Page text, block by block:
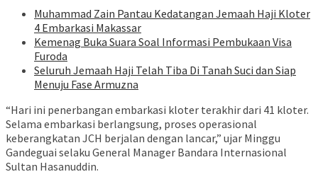
Muhammad Zain Pantau Kedatangan Jemaah Haji Kloter
4 Embarkasi Makassar
Kemenag Buka Suara Soal Informasi Pembukaan Visa
Furoda
Seluruh Jemaah Haji Telah Tiba Di Tanah Suci dan Siap
Menuju Fase Armuzna
“Hari ini penerbangan embarkasi kloter terakhir dari 41 kloter.
Selama embarkasi berlangsung, proses operasional
keberangkatan JCH berjalan dengan lancar,” ujar Minggu
Gandeguai selaku General Manager Bandara Internasional
Sultan Hasanuddin.